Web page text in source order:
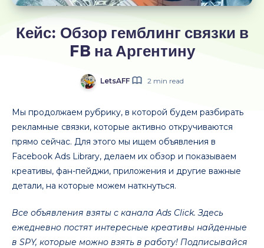
Кейс: Обзор гемблинг связки в
FB на Аргентину
LetsAFF 2 min read
Мы продолжаем рубрику, в которой будем разбирать
рекламные связки, которые активно откручиваются
прямо сейчас. Для этого мы ищем объявления в
Facebook Ads Library, делаем их обзор и показываем
креативы, фан-пейджи, приложения и другие важные
детали, на которые можем наткнуться.
Все объявления взяты с канала Ads Click. Здесь
ежедневно постят интересные креативы найденные
в SPY, которые можно взять в работу! Подписывайся